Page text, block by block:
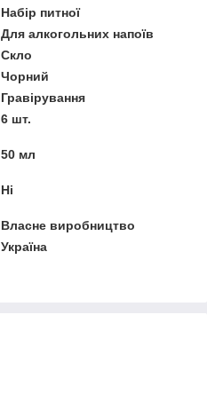
Набір питної
Для алкогольних напоїв
Скло
Чорний
Гравірування
6 шт.
50 мл
Ні
Власне виробництво
Україна